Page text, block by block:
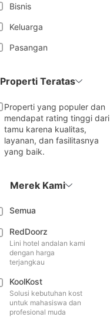
Bisnis
Keluarga
Pasangan
Properti Teratas
Properti yang populer dan
mendapat rating tinggi dari
tamu karena kualitas,
layanan, dan fasilitasnya
yang baik.
Merek Kami
Semua
RedDoorz
Lini hotel andalan kami
dengan harga
terjangkau
KoolKost
Solusi kebutuhan kost
untuk mahasiswa dan
profesional muda